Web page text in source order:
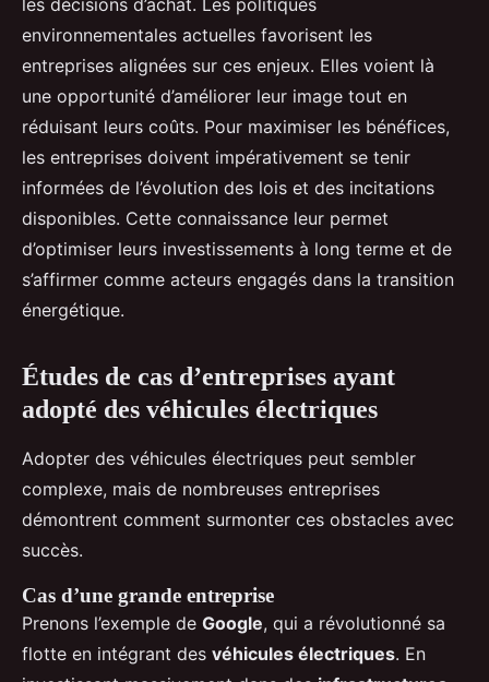
environnementales actuelles favorisent les
entreprises alignées sur ces enjeux. Elles voient là
une opportunité d’améliorer leur image tout en
réduisant leurs coûts. Pour maximiser les bénéfices,
les entreprises doivent impérativement se tenir
informées de l’évolution des lois et des incitations
disponibles. Cette connaissance leur permet
d’optimiser leurs investissements à long terme et de
s’affirmer comme acteurs engagés dans la transition
énergétique.
Études de cas d’entreprises ayant
adopté des véhicules électriques
Adopter des véhicules électriques peut sembler
complexe, mais de nombreuses entreprises
démontrent comment surmonter ces obstacles avec
succès.
Cas d’une grande entreprise
Prenons l’exemple de Google, qui a révolutionné sa
flotte en intégrant des véhicules électriques. En